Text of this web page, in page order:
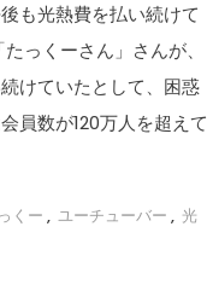
も光熱費を払い続けて
っくーさん」さんが、
けていたとして、困惑
員数が120万人を超えて
くー , ユーチューバー , 光